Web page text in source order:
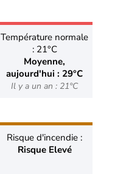
Température normale
: 21°C
Moyenne,
aujourd'hui : 29°C
Il y a un an : 21°C
Risque d'incendie :
Risque Elevé